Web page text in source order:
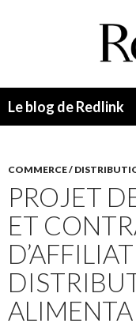
Le blog de Redlink
COMMERCE /
PROJET
ET